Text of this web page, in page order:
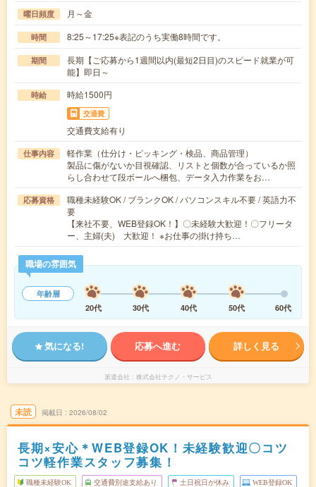
曜日頻度 月～金
時間 8:25～17:25※表記のうち実働8時間です。
期間
長期【ご応募から1週間以内(最短2日目)のスピード就業が可
能】即日～
時給 時給1500円
交通費
交通費支給有り
仕事内容
軽作業（仕分け・ピッキング・検品、商品管理）
製品に傷がないか目視確認、リストと個数が合っているか照
らし合わせて段ボールへ梱包、データ入力作業をお…
応募資格
職種未経験OK / ブランクOK / パソコンスキル不要 / 英語力不
要
【来社不要、WEB登録OK！】〇未経験大歓迎！〇フリータ
ー、主婦(夫) 大歓迎！ ※お仕事の掛け持ち…
職場の雰囲気
年齢層
20代
30代 40代 50代 60代
気になる! 応募へ進む 詳しく見る
派遣会社 株式会社テクノ・サービス
未読 掲載日 2026/08/02
長期×安心＊WEB登録OK！未経験歓迎〇コツ
コツ軽作業スタッフ募集！
職種未経験OK 交通費別途支給あり 土日祝日が休み WEB登録OK